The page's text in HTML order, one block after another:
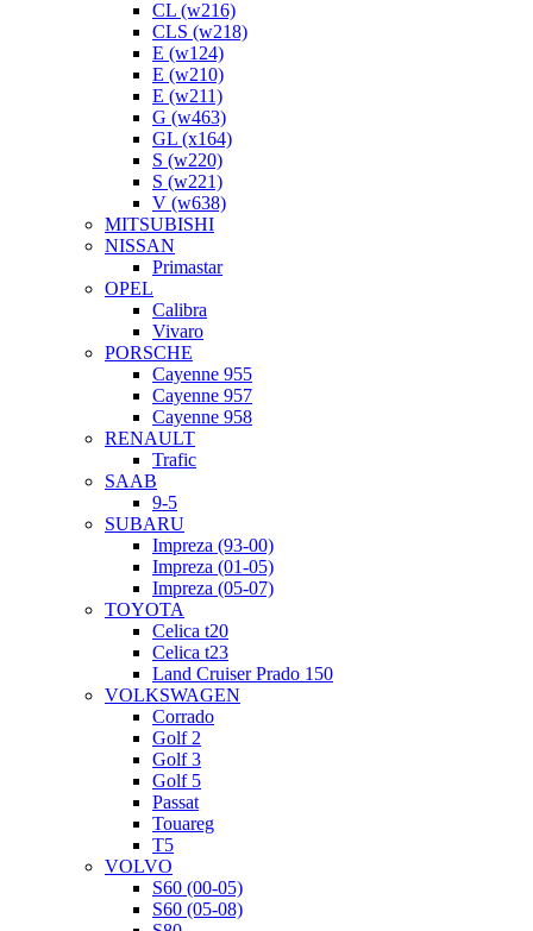
CL (w216)
CLS (w218)
E (w124)
E (w210)
E (w211)
G (w463)
GL (x164)
S (w220)
S (w221)
V (w638)
MITSUBISHI
NISSAN
Primastar
OPEL
Calibra
Vivaro
PORSCHE
Cayenne 955
Cayenne 957
Cayenne 958
RENAULT
Trafic
SAAB
9-5
SUBARU
Impreza (93-00)
Impreza (01-05)
Impreza (05-07)
TOYOTA
Celica t20
Celica t23
Land Cruiser Prado 150
VOLKSWAGEN
Corrado
Golf 2
Golf 3
Golf 5
Passat
Touareg
T5
VOLVO
S60 (00-05)
S60 (05-08)